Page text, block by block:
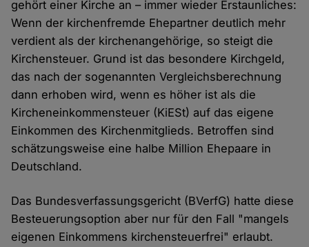
gehört einer Kirche an – immer wieder Erstaunliches:
Wenn der kirchenfremde Ehepartner deutlich mehr
verdient als der kirchenangehörige, so steigt die
Kirchensteuer. Grund ist das besondere Kirchgeld,
das nach der sogenannten Vergleichsberechnung
dann erhoben wird, wenn es höher ist als die
Kircheneinkommensteuer (KiESt) auf das eigene
Einkommen des Kirchenmitglieds. Betroffen sind
schätzungsweise eine halbe Million Ehepaare in
Deutschland.
Das Bundesverfassungsgericht (BVerfG) hatte diese
Besteuerungsoption aber nur für den Fall "mangels
eigenen Einkommens kirchensteuerfrei" erlaubt.